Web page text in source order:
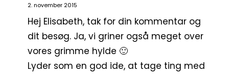
2. november 2015
Hej Elisabeth, tak for din kommentar og
dit besøg. Ja, vi griner også meget over
vores grimme hylde 🙂
Lyder som en god ide, at tage ting med